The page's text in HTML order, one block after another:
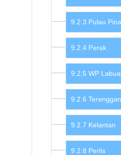
Pulau
Perak
WP
Kelantan
Perlis